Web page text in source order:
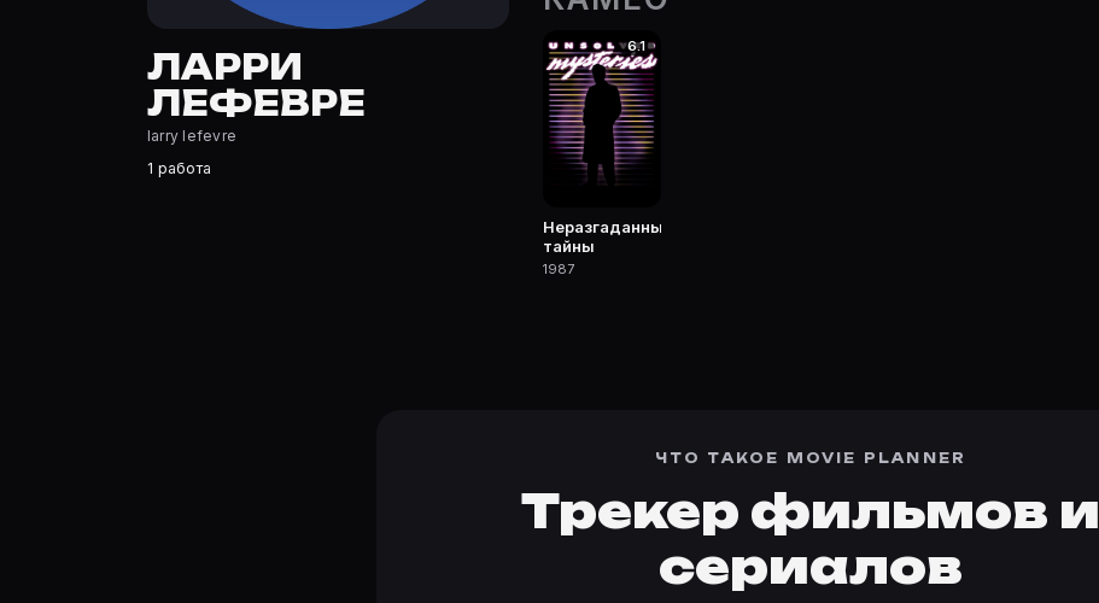
Где открыть фильмографию Ларри Лефевре?
На Movie Planner: https://movie-planner.ru/s/7177023 — фильмы, сериалы, роли и фото.
ЛАРРИ
ЛЕФЕВРЕ
larry lefevre
1 работа
6.1
Неразгаданные
тайны
1987
ЧТО ТАКОЕ MOVIE PLANNER
Трекер фильмов и
сериалов